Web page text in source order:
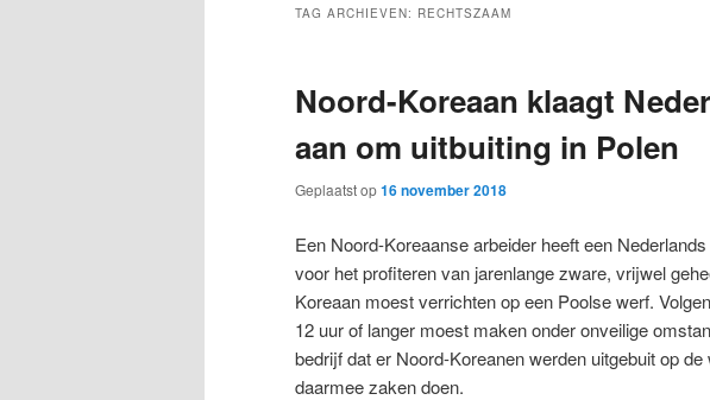
TAG ARCHIEVEN: RECHTSZAAM
Noord-Koreaan klaagt
aan om uitbuiting in Polen
Geplaatst op16 november 2018
Een Noord-Koreaanse arbeider heeft een
voor het profiteren van jarenlange zware, vrijwel
Koreaan moest verrichten op een Poolse werf.
12 uur of langer moest maken onder onveilige
bedrijf dat er Noord-Koreanen werden uitgebuit op
daarmee zaken doen.